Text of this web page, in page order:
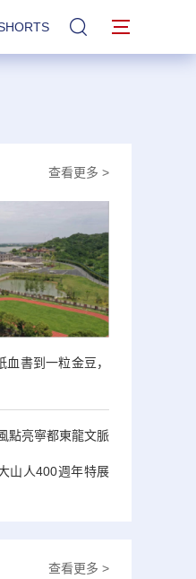
站內搜索
查看更多 >
書到一粒金豆，
點亮寧都東龍文脈
山人400週年特展
查看更多 >